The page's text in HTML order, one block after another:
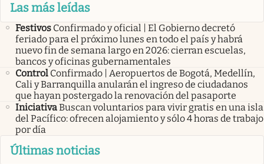
Las más leídas
Festivos Confirmado y oficial | El Gobierno decretó
feriado para el próximo lunes en todo el país y habrá
nuevo fin de semana largo en 2026: cierran escuelas,
bancos y oficinas gubernamentales
Control Confirmado | Aeropuertos de Bogotá, Medellín,
Cali y Barranquilla anularán el ingreso de ciudadanos
que hayan postergado la renovación del pasaporte
IniciativaBuscan voluntarios para vivir gratis en una isla
del Pacífico: ofrecen alojamiento y sólo 4 horas de trabajo
por día
Últimas noticias